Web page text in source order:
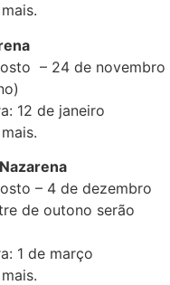
– 24 de novembro
12 de janeiro
– 4 de dezembro
de outono serão
1 de março